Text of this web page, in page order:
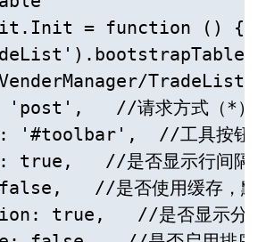
= function () {
TradeList',
//请求方式（*）
'#toolbar',  //工具按钮
true,   //是否显示行间隔
//是否使用缓存，默
true,   //是否显示分